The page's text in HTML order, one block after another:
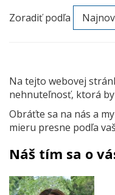
Zoradiť podľa
Na tejto webovej
nehnuteľnosť, ktorá
Obráťte sa na nás a
mieru presne podľa
Náš tím sa o